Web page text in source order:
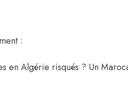
:
en Algérie risqués ? Un